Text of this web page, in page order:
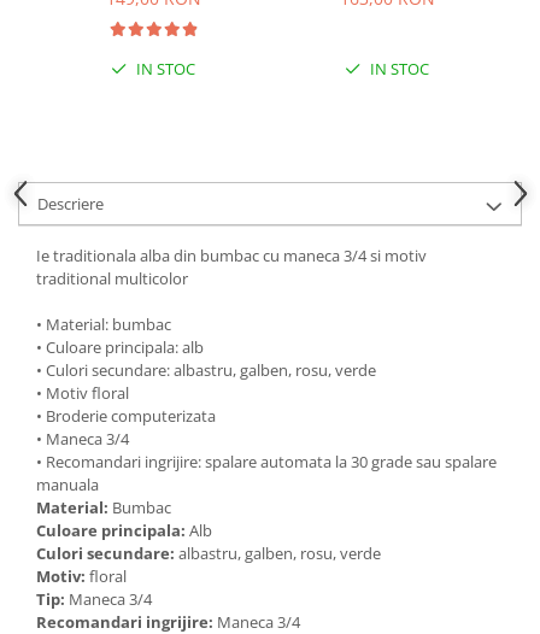
IN STOC IN STOC
Descriere
Ie traditionala alba din bumbac cu maneca 3/4 si motiv
traditional multicolor
• Material: bumbac
• Culoare principala: alb
• Culori secundare: albastru, galben, rosu, verde
• Motiv floral
• Broderie computerizata
• Maneca 3/4
• Recomandari ingrijire: spalare automata la 30 grade sau spalare
manuala
Material: Bumbac
Culoare principala: Alb
Culori secundare: albastru, galben, rosu, verde
Motiv: floral
Tip: Maneca 3/4
Recomandari ingrijire: Maneca 3/4